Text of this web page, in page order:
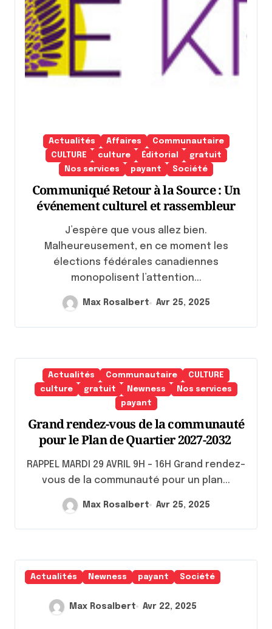
Actualités Affaires
Communautaire
CULTURE
culture Éditorial
gratuit
Nos services
payant Société
Communiqué Retour à la Source : Un
événement culturel et rassembleur
J’espère que vous allez bien.
Malheureusement, en ce moment les
élections fédérales canadiennes
monopolisent l’attention...
Max Rosalbert Avr 25, 2025
Actualités Communautaire
CULTURE
culture
gratuit Newness
Nos services
payant
Grand rendez-vous de la communauté
pour le Plan de Quartier 2027-2032
RAPPEL MARDI 29 AVRIL 9H – 16H Grand rendez-
vous de la communauté pour un plan...
Max Rosalbert Avr 25, 2025
Actualités Newness payant Société
Max Rosalbert Avr 22, 2025